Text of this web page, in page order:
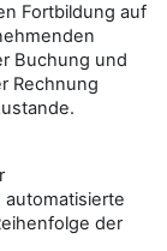
Fortbildung auf
Buchung und
Rechnung
der